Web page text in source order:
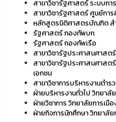
สาขาวิชารัฐศาสตร์ ระบบกา
สาขาวิชารัฐศาสตร์ ศูนย์กา
หลักสูตรนิติศาสตรบัณฑิต ส
รัฐศาสตร์ กองทัพบก
รัฐศาสตร์ กองทัพเรือ
สาขาวิชารัฐประศาสนศาส
สาขาวิชารัฐประศาสนศาสต
เอกชน
สาขาวิชาการบริหารงานตำร
ฝ่ายบริหารงานทั่วไป วิทยาลั
ฝ่ายวิชาการ วิทยาลัยการเมื
ฝ่ายกิจการนักศึกษา วิทยาลั